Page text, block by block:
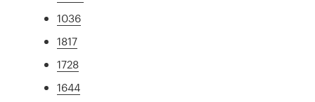
1036
1817
1728
1644